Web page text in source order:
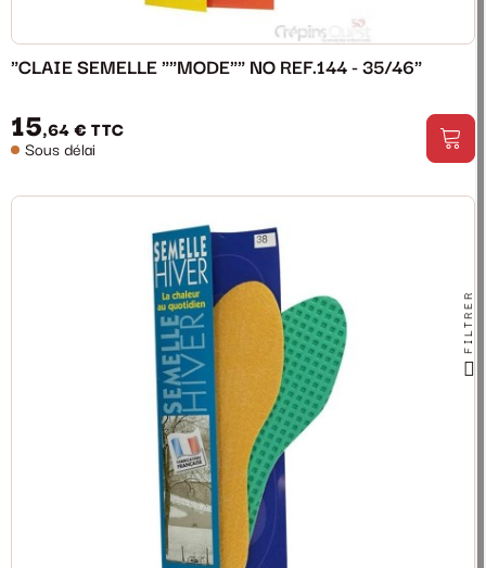
"CLAIE SEMELLE ""MODE"" NO REF.144 - 35/46"
15,64 € TTC
Sous délai
FILTRER